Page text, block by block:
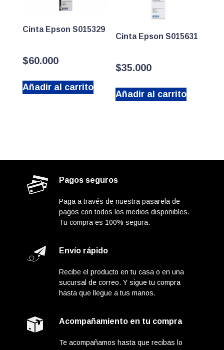
Cinta Epson S015329
$60.000
Añadir al carrito
Cinta Epson S015631
$35.000
Añadir al carrito
Pagos seguros
Paga a través de nuestra pasarela de
pagos con todos los medios disponibles.
Tu compra es 100% segura.
Envío rápido
Recibe el producto en tu casa o en una
sucursal de correo. Y sigue tu compra
hasta que llegue a tus manos.
Acompañamiento en tu compra
Te acompañamos hasta que recibas lo